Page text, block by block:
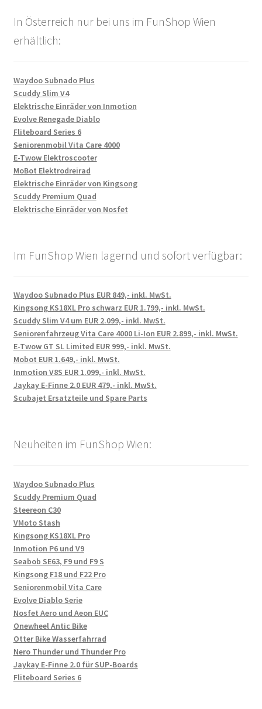
In Österreich nur bei uns im FunShop Wien
erhältlich:
Waydoo Subnado Plus
Scuddy Slim V4
Elektrische Einräder von Inmotion
Evolve Renegade Diablo
Fliteboard Series 6
Seniorenmobil Vita Care 4000
E-Twow Elektroscooter
MoBot Elektrodreirad
Elektrische Einräder von Kingsong
Scuddy Premium Quad
Elektrische Einräder von Nosfet
Im FunShop Wien lagernd und sofort verfügbar:
Waydoo Subnado Plus EUR 849,- inkl. MwSt.
Kingsong KS18XL Pro schwarz EUR 1.799,- inkl. MwSt.
Scuddy Slim V4 um EUR 2.099,- inkl. MwSt.
Seniorenfahrzeug Vita Care 4000 Li-Ion EUR 2.899,- inkl. MwSt.
E-Twow GT SL Limited EUR 999,- inkl. MwSt.
Mobot EUR 1.649,- inkl. MwSt.
Inmotion V8S EUR 1.099,- inkl. MwSt.
Jaykay E-Finne 2.0 EUR 479,- inkl. MwSt.
Scubajet Ersatzteile und Spare Parts
Neuheiten im FunShop Wien:
Waydoo Subnado Plus
Scuddy Premium Quad
Steereon C30
VMoto Stash
Kingsong KS18XL Pro
Inmotion P6 und V9
Seabob SE63, F9 und F9 S
Kingsong F18 und F22 Pro
Seniorenmobil Vita Care
Evolve Diablo Serie
Nosfet Aero und Aeon EUC
Onewheel Antic Bike
Otter Bike Wasserfahrrad
Nero Thunder und Thunder Pro
Jaykay E-Finne 2.0 für SUP-Boards
Fliteboard Series 6